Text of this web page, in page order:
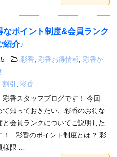
なポイント制度&会員ランク
紹介♪
-彩香 彩香お得情報
彩香か
割引
彩香
彩香スタッフブログです！ 今回
て知っておきたい、彩香のお得な
と会員ランクについてご説明した
！ 彩香のポイント制度とは？ 彩
様限 …